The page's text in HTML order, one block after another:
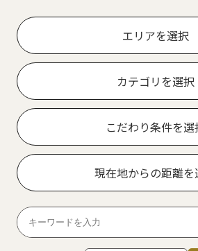
エリアを選択
カテゴリを選択
こだわり条件を選
現在地からの距離を